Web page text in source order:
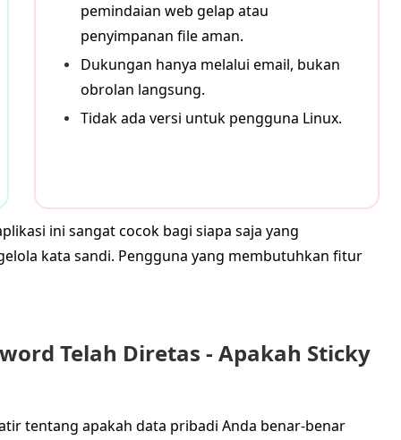
pemindaian web gelap atau
penyimpanan file aman.
Dukungan hanya melalui email, bukan
obrolan langsung.
Tidak ada versi untuk pengguna Linux.
ini sangat cocok bagi siapa saja yang
kata sandi. Pengguna yang membutuhkan fitur
Telah Diretas - Apakah Sticky
tentang apakah data pribadi Anda benar-benar